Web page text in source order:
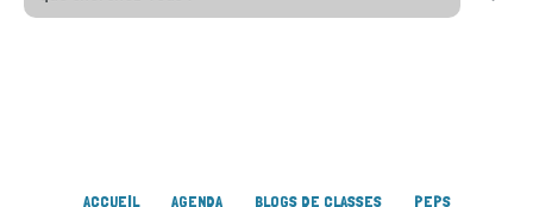
ACCUEIL AGENDA BLOGS DE CLASSES PEPS